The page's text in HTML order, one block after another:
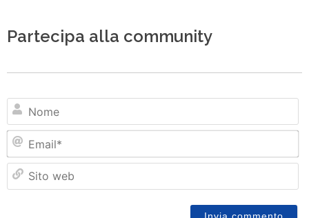
Partecipa alla community